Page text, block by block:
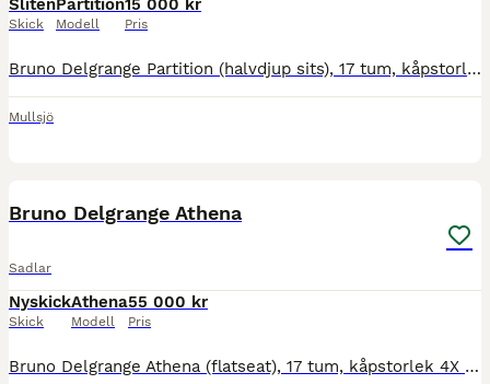
Sliten
Skick
Partition
Modell
15 000 kr
Pris
Bruno Delgrange Partition (halvdjup sits), 17 tum, kåpstorlek 4X (extra framskuren kåpa), normal bom. Brun sadel, årsmodell 2010, lite torrsprickor i sitsen och sliten logga. Se bilder. I övrigt fint
Mullsjö
Bruno Delgrange Athena
Sadlar
Nyskick
Skick
Athena
Modell
55 000 kr
Pris
Bruno Delgrange Athena (flatseat), 17 tum, kåpstorlek 4X (extra framskuren kåpa), bom 28 normal mot vid. Brun sadel svart skinn på loggan, namnbricka på bakvalvet, årsmodell 2025, mycket fin skick, sp